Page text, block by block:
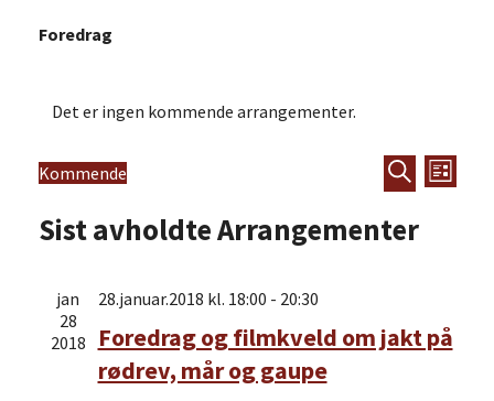
Felt vilt
Rekrutt
Premie
Foredrag
Det er ingen kommende arrangementer.
Search
Søk
Liste
Kommende
dato.
Sist avholdte Arrangementer
jan
28
2018
28.januar.2018 kl. 18:00 - 20:30
Foredrag og filmkveld om jakt på
rødrev, mår og gaupe